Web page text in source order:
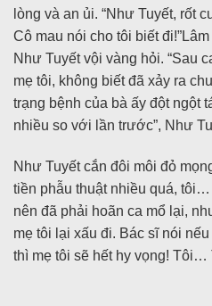
lòng và an ủi. “Như Tuyết, rốt
Cô mau nói cho tôi biết
Như Tuyết vội vàng hỏi. “Sau
mẹ tôi, không biết đã xảy ra
trạng bệnh của bà ấy đột ngột
nhiều so với lần trước”, Như
Như Tuyết cắn đôi môi đỏ
tiền phẫu thuật nhiều quá,
nên đã phải hoãn ca mổ lại,
mẹ tôi lại xấu đi. Bác sĩ nói
thì mẹ tôi sẽ hết hy vọng! Tôi…